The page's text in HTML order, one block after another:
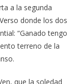
a la segunda
donde los dos
“Ganado tengo
terreno de la
que la soledad